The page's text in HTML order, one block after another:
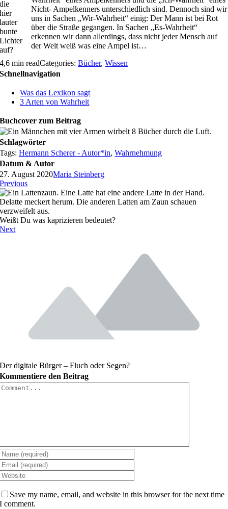
die
hier
lauter
bunte
Lichter
auf?
Nicht- Ampelkenners unterschiedlich sind. Dennoch sind wir
uns in Sachen „Wir-Wahrheit“ einig: Der Mann ist bei Rot
über die Straße gegangen. In Sachen „Es-Wahrheit“
erkennen wir dann allerdings, dass nicht jeder Mensch auf
der Welt weiß was eine Ampel ist…
4,6 min readCategories:Bücher,Wissen
Schnellnavigation
Was das Lexikon sagt
3 Arten von Wahrheit
Buchcover zum Beitrag
Schlagwörter
Tags:Hermann Scherer - Autor*in,Wahrnehmung
Datum & Autor
27. August 2020Maria Steinberg
Previous
Weißt Du was kaprizieren bedeutet?
Next
Der digitale Bürger – Fluch oder Segen?
Kommentiere den Beitrag
Save my name, email, and website in this browser for the next time
I comment.